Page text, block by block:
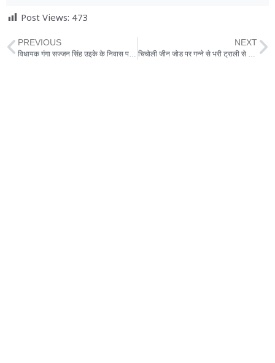
Post Views: 473
PREVIOUS
विधायक गंगा सज्जन सिंह उइके के निवास पर 20 जनवरी से शुरू होगी परचरी पुराण कथा
NEXT
चिचोली जीन जोड पर गन्ने से भरी ट्राली से टकराकर बाइक सवार की मौत